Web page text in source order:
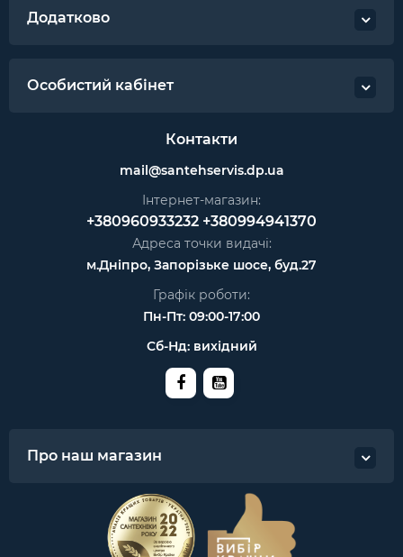
Додатково
Особистий кабінет
Контакти
mail@santehservis.dp.ua
Інтернет-магазин:
+380960933232 +380994941370
Адреса точки видачі:
м.Дніпро, Запорізьке шосе, буд.27
Графік роботи:
Пн-Пт: 09:00-17:00
Сб-Нд: вихідний
Про наш магазин